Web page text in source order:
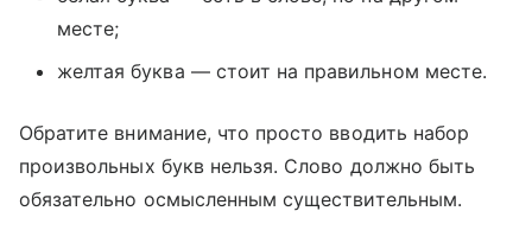
месте;
желтая буква — стоит на правильном месте.
Обратите внимание, что просто вводить набор
произвольных букв нельзя. Слово должно быть
обязательно осмысленным существительным.